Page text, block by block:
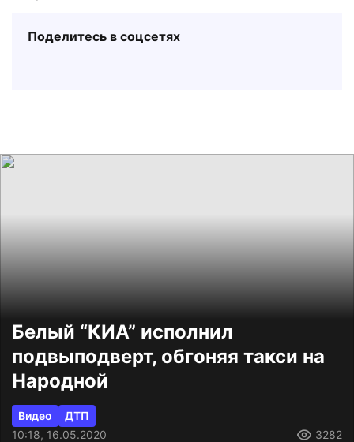
Поделитесь в соцсетях
Белый “КИА” исполнил
подвыподверт, обгоняя такси на
Народной
Видео
ДТП
10:18, 16.05.2020
3282